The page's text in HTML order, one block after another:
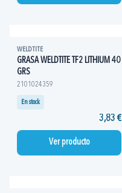
WELDTITE
GRASA WELDTITE TF2 LITHIUM 40
GRS
2101024359
En stock
3,83 €
Ver producto